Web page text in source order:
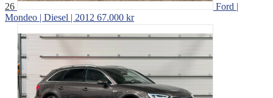
26
Ford |
Mondeo | Diesel | 2012 67.000 kr